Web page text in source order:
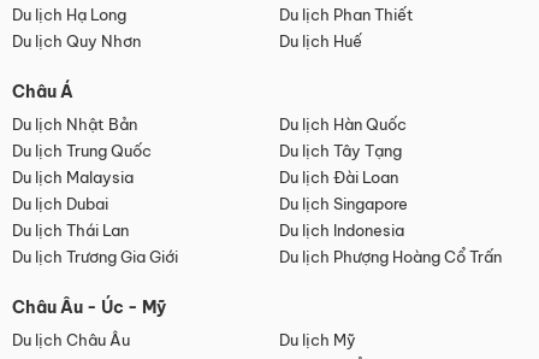
Du lịch Hạ Long
Du lịch Phan Thiết
Du lịch Quy Nhơn
Du lịch Huế
Châu Á
Du lịch Nhật Bản
Du lịch Hàn Quốc
Du lịch Trung Quốc
Du lịch Tây Tạng
Du lịch Malaysia
Du lịch Đài Loan
Du lịch Dubai
Du lịch Singapore
Du lịch Thái Lan
Du lịch Indonesia
Du lịch Trương Gia Giới
Du lịch Phượng Hoàng Cổ Trấn
Châu Âu - Úc - Mỹ
Du lịch Châu Âu
Du lịch Mỹ